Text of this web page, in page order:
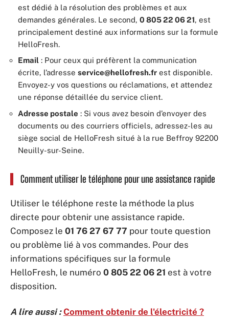
est dédié à la résolution des problèmes et aux
demandes générales. Le second, 0 805 22 06 21, est
principalement destiné aux informations sur la formule
HelloFresh.
Email : Pour ceux qui préfèrent la communication
écrite, l’adresse service@hellofresh.fr est disponible.
Envoyez-y vos questions ou réclamations, et attendez
une réponse détaillée du service client.
Adresse postale : Si vous avez besoin d’envoyer des
documents ou des courriers officiels, adressez-les au
siège social de HelloFresh situé à la rue Beffroy 92200
Neuilly-sur-Seine.
Comment utiliser le téléphone pour une assistance rapide
Utiliser le téléphone reste la méthode la plus
directe pour obtenir une assistance rapide.
Composez le 01 76 27 67 77 pour toute question
ou problème lié à vos commandes. Pour des
informations spécifiques sur la formule
HelloFresh, le numéro 0 805 22 06 21 est à votre
disposition.
A lire aussi : Comment obtenir de l'électricité ?